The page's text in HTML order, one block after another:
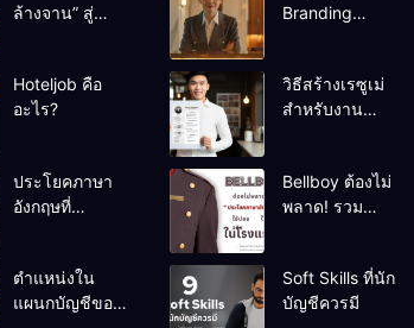
ล้างจาน” สู่
Branding
โรงแรม
Hoteljob คือ
อะไร?
วิธีสร้างเรซูเม่
สำหรับงาน
ประโยคภาษา
อังกฤษที่
ได้จริงในทุก
สถานการณ์
Bellboy ต้องไม่
พลาด! รวม
ในโรงแรม
ตำแหน่งใน
แผนกบัญชีของ
Soft Skills ที่นัก
บัญชีควรมี